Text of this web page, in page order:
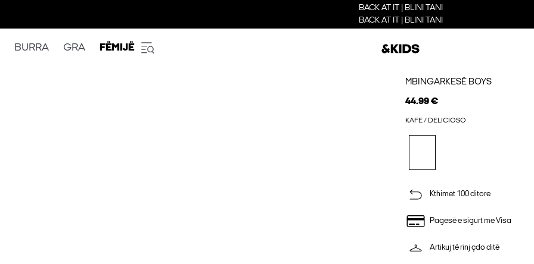
BACK AT IT | BLINI TANI
BACK AT IT | BLINI TANI
BURRA GRA FËMIJË
MBINGARKESË BOYS
44.99 €
KAFE / DELICIOSO
Kthimet 100 ditore
Pagesë e sigurt me Visa
Artikuj të rinj çdo ditë